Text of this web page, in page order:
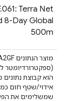
Terra Net
8-Day Global
500m